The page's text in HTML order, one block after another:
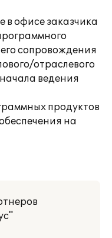
в офисе заказчика
сопровождения
отраслевого
ведения
продуктов
на